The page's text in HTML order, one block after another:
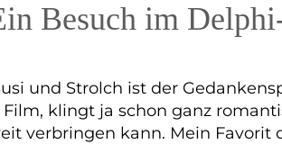
Besuch im
und Strolch ist der
klingt ja schon ganz
verbringen kann. Mein Favorit